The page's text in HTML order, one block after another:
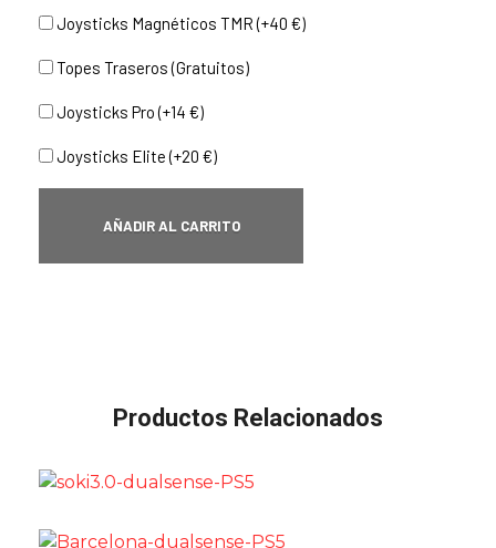
Joysticks Magnéticos TMR (+40 €)
Topes Traseros (Gratuitos)
Joysticks Pro (+14 €)
Joysticks Elite (+20 €)
AÑADIR AL CARRITO
Productos Relacionados